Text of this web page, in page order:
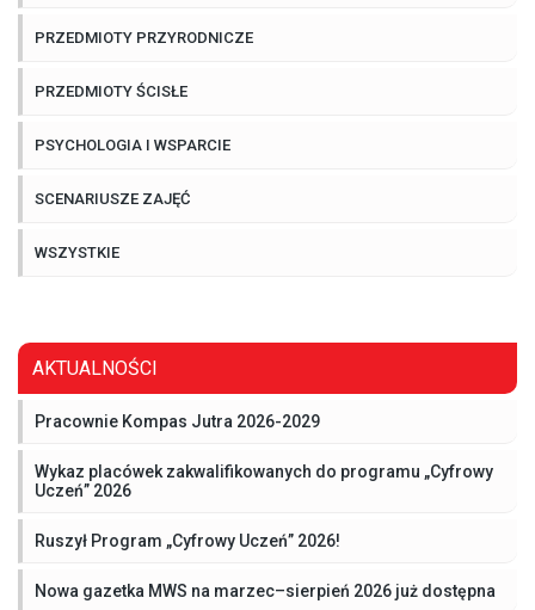
PRZEDMIOTY PRZYRODNICZE
PRZEDMIOTY ŚCISŁE
PSYCHOLOGIA I WSPARCIE
SCENARIUSZE ZAJĘĆ
WSZYSTKIE
AKTUALNOŚCI
Pracownie Kompas Jutra 2026-2029
Wykaz placówek zakwalifikowanych do programu „Cyfrowy
Uczeń” 2026
Ruszył Program „Cyfrowy Uczeń” 2026!
Nowa gazetka MWS na marzec–sierpień 2026 już dostępna